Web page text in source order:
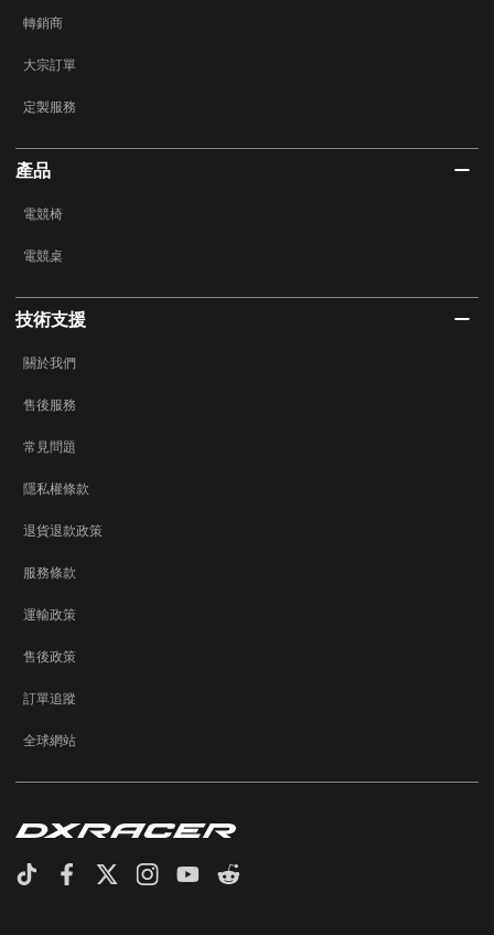
轉銷商
大宗訂單
定製服務
產品
電競椅
電競桌
技術支援
關於我們
售後服務
常見問題
隱私權條款
退貨退款政策
服務條款
運輸政策
售後政策
訂單追蹤
全球網站